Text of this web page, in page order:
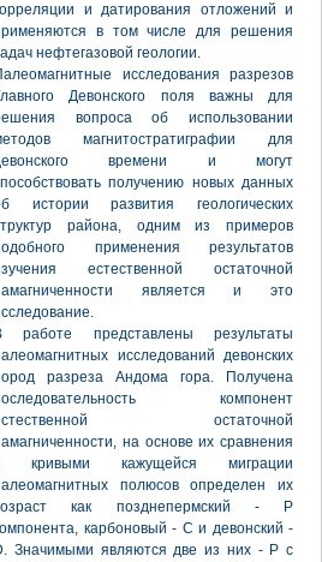
и датирования отложений и
в том числе для решения
нефтегазовой геологии.
исследования разрезов
Девонского поля важны для
вопроса об использовании
магнитостратиграфии для
времени и могут
получению новых данных
истории развития геологических
района, одним из примеров
применения результатов
естественной остаточной
является и это
работе представлены результаты
исследований девонских
разреза Андома гора. Получена
компонент
остаточной
на основе их сравнения
кривыми кажущейся миграции
полюсов определен их
как позднепермский - Р
карбоновый - С и девонский -
Значимыми являются две из них - Р с